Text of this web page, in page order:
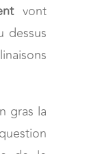
vont
dessus
gras la